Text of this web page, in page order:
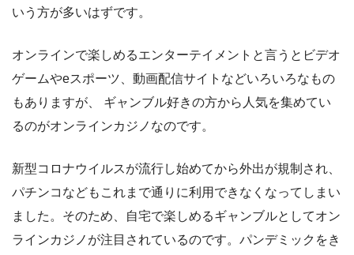
いう方が多いはずです。
オンラインで楽しめるエンターテイメントと言うとビデオ
ゲームやeスポーツ、動画配信サイトなどいろいろなもの
もありますが、 ギャンブル好きの方から人気を集めてい
るのがオンラインカジノなのです。
新型コロナウイルスが流行し始めてから外出が規制され、
パチンコなどもこれまで通りに利用できなくなってしまい
ました。そのため、自宅で楽しめるギャンブルとしてオン
ラインカジノが注目されているのです。パンデミックをき